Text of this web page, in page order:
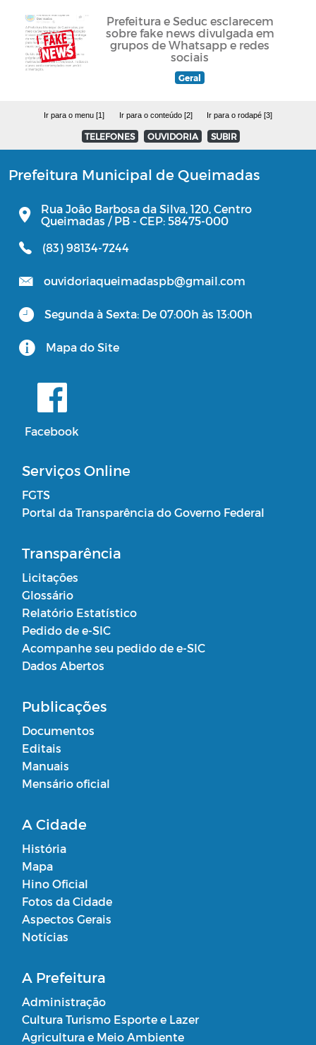
Prefeitura e Seduc esclarecem
sobre fake news divulgada em
grupos de Whatsapp e redes
sociais
Geral
Ir para o menu [1] Ir para o conteúdo [2] Ir para o rodapé [3]
TELEFONES OUVIDORIA SUBIR
Prefeitura Municipal de Queimadas
Rua João Barbosa da Silva, 120, Centro
Queimadas / PB - CEP: 58475-000
(83) 98134-7244
ouvidoriaqueimadaspb@gmail.com
Segunda à Sexta: De 07:00h às 13:00h
Mapa do Site
Facebook
Serviços Online
FGTS
Portal da Transparência do Governo Federal
Transparência
Licitações
Glossário
Relatório Estatístico
Pedido de e-SIC
Acompanhe seu pedido de e-SIC
Dados Abertos
Publicações
Documentos
Editais
Manuais
Mensário oficial
A Cidade
História
Mapa
Hino Oficial
Fotos da Cidade
Aspectos Gerais
Notícias
A Prefeitura
Administração
Cultura Turismo Esporte e Lazer
Agricultura e Meio Ambiente